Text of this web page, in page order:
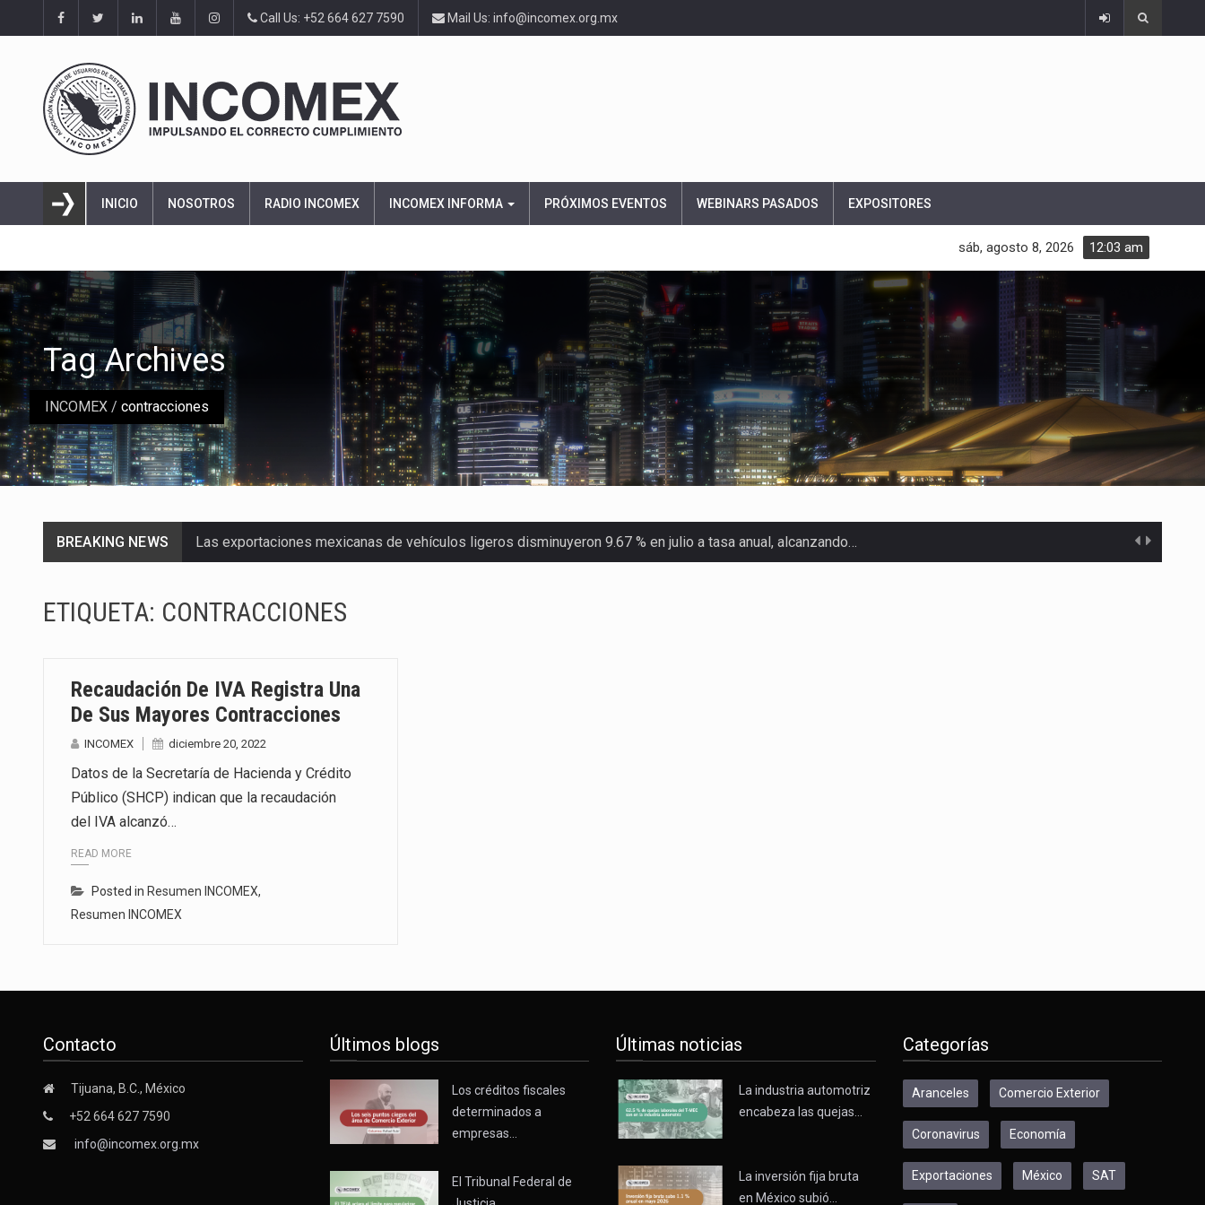
Call Us: +52 664 627 7590 Mail Us: info@incomex.org.mx
INICIO NOSOTROS RADIO INCOMEX INCOMEX INFORMA PRÓXIMOS EVENTOS WEBINARS PASADOS EXPOSITORES
12:03 am
sáb, agosto 8, 2026
INCOMEX / contracciones
Tag Archives
BREAKING NEWS Las exportaciones mexicanas de vehículos ligeros disminuyeron 9.67 % en julio a tasa anual, alcanzando…
La Coalition for a Prosperous America (CPA) solicitó al gobierno de Estados Unidos mantener e…
Ante la suspensión temporal de las inspecciones sanitarias del Departamento de Agricultura de Estados Unidos…
Los créditos fiscales determinados a empresas IMMEX rara vez nacen de una interpretación equivocada de…
La industria automotriz mexicana concentra más de la mitad de las quejas bajo el Mecanismo…
ETIQUETA: CONTRACCIONES
Recaudación De IVA Registra Una
De Sus Mayores Contracciones
INCOMEX diciembre 20, 2022
Datos de la Secretaría de Hacienda y Crédito
Público (SHCP) indican que la recaudación
del IVA alcanzó…
READ MORE
Posted in Resumen INCOMEX,
Resumen INCOMEX
Contacto
Tijuana, B.C., México
+52 664 627 7590
info@incomex.org.mx
Últimos blogs
Los créditos fiscales
determinados a
empresas…
El Tribunal Federal de
Últimas noticias
La industria automotriz
encabeza las quejas…
La inversión fija bruta
en México subió…
Categorías
Aranceles Comercio Exterior
Coronavirus Economía
Exportaciones México SAT